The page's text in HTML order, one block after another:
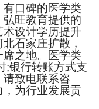
口碑的医学类
旺教育提供的
设计学历提升
石家庄扩散，
之地。医学类
;银行转账方式支
致电联系咨
为行业发展贡